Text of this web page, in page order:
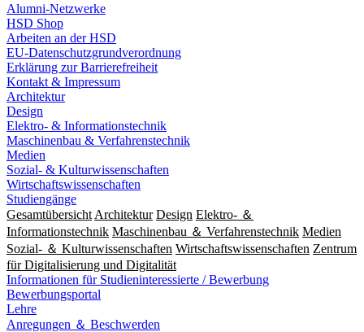
Alumni-Netzwerke
HSD Shop
Arbeiten an der HSD
EU-Datenschutzgrundverordnung
Erklärung zur Barrierefreiheit
Kontakt & Impressum
Architektur
Design
Elektro- & Informationstechnik
Maschinenbau & Verfahrenstechnik
Medien
Sozial- & Kulturwissenschaften
Wirtschaftswissenschaften
Studiengänge
Gesamtübersicht Architektur Design Elektro- ＆
Informationstechnik Maschinenbau ＆ Verfahrenstechnik Medien
Sozial- ＆ Kulturwissenschaften Wirtschaftswissenschaften Zentrum
für Digitalisierung und Digitalität
Informationen für Studieninteressierte / Bewerbung
Bewerbungsportal
Lehre
Anregungen ＆ Beschwerden